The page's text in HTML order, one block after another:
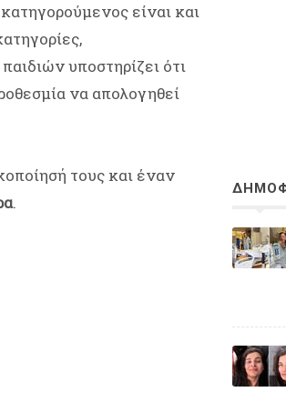
είναι και
υποστηρίζει ότι
να απολογηθεί
τους και έναν
.